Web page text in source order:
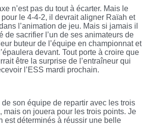
n’est pas du tout à écarter. Mais le
le 4-4-2, il devrait aligner Raïah et
l’animation de jeu. Mais si jamais il
sacrifier l’un de ses animateurs de
buteur de l’équipe en championnat et
devant. Tout porte à croire que
être la surprise de l’entraîneur qui
l’ESS mardi prochain.
son équipe de repartir avec les trois
mais on jouera pour les trois points. Je
est déterminés à réussir une belle